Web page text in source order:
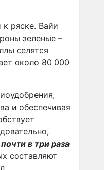
ряске. Вайи
зеленые –
селятся
около 80 000
и обеспечивая
почти в три раза
составляют